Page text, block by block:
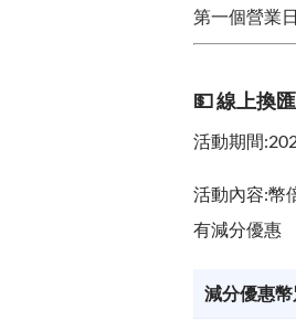
第一個營業
💵 線上換
活動期間
活動內容:幣
有減分優惠
減分優惠